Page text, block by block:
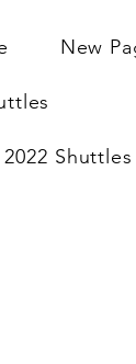
New
Shuttles